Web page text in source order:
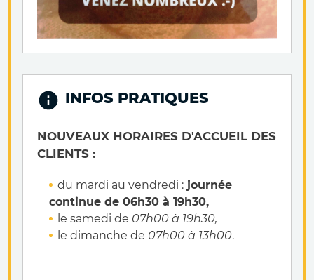
INFOS PRATIQUES
NOUVEAUX HORAIRES D'ACCUEIL DES
CLIENTS :
du mardi au vendredi : journée
continue de 06h30 à 19h30,
le samedi de 07h00 à 19h30,
le dimanche de 07h00 à 13h00.